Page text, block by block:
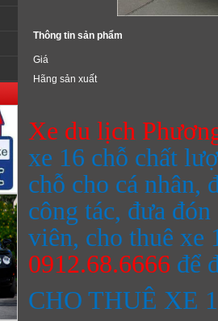
Thông tin sản phẩm
Giá
Hãng sản xuất
Xe du lịch
xe 16 chỗ chất
chỗ cho cá nhân,
công tác, đưa
viên, cho thuê
0912.68.6666 để
CHO THUÊ XE